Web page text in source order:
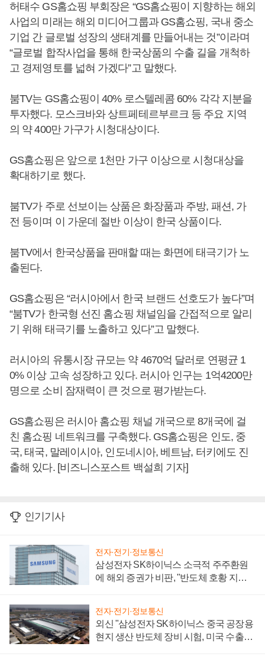
허태수 GS홈쇼핑 부회장은 “GS홈쇼핑이 지향하는 해외
사업의 미래는 해외 미디어그룹과 GS홈쇼핑, 국내 중소
기업 간 글로벌 성장의 생태계를 만들어내는 것”이라며
“글로벌 합작사업을 통해 한국상품의 수출 길을 개척하
고 경제영토를 넓혀 가겠다”고 말했다.
붐TV는 GS홈쇼핑이 40% 로스텔레콤 60% 각각 지분을
투자했다. 모스크바와 상트페테르부르크 등 주요 지역
의 약 400만 가구가 시청대상이다.
GS홈쇼핑은 앞으로 1천만 가구 이상으로 시청대상을
확대하기로 했다.
붐TV가 주로 선보이는 상품은 화장품과 주방, 패션, 가
전 등이며 이 가운데 절반 이상이 한국 상품이다.
붐TV에서 한국상품을 판매할 때는 화면에 태극기가 노
출된다.
GS홈쇼핑은 “러시아에서 한국 브랜드 선호도가 높다”며
“붐TV가 한국형 선진 홈쇼핑 채널임을 간접적으로 알리
기 위해 태극기를 노출하고 있다”고 말했다.
러시아의 유통시장 규모는 약 4670억 달러로 연평균 1
0% 이상 고속 성장하고 있다. 러시아 인구는 1억4200만
명으로 소비 잠재력이 큰 것으로 평가받는다.
GS홈쇼핑은 러시아 홈쇼핑 채널 개국으로 8개국에 걸
친 홈쇼핑 네트워크를 구축했다. GS홈쇼핑은 인도, 중
국, 태국, 말레이시아, 인도네시아, 베트남, 터키에도 진
출해 있다. [비즈니스포스트 백설희 기자]
인기기사
전자·전기·정보통신
삼성전자 SK하이닉스 소극적 주주환원
에 해외 증권가 비판, "반도체 호황 지속
전자·전기·정보통신
외신 "삼성전자 SK하이닉스 중국 공장용
현지 생산 반도체 장비 시험, 미국 수출통